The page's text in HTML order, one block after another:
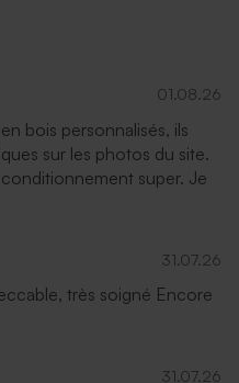
01.08.26
bois personnalisés, ils
sur les photos du site.
super. Je
31.07.26
très soigné Encore
31.07.26